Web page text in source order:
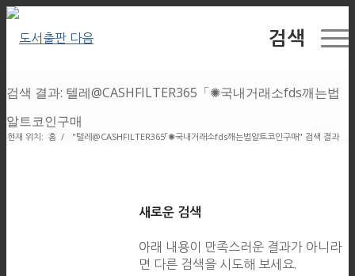
검색
검색 결과: 텔레@CASHFILTER365「✺국내거래소fds깨는법
알트코인구매
현재 위치: 홈 / "텔레@CASHFILTER365「✺국내거래소fds깨는법알트코인구매" 검색 결과
새로운 검색
아래 내용이 만족스러운 결과가 아니라
면 다른 검색을 시도해 보세요.